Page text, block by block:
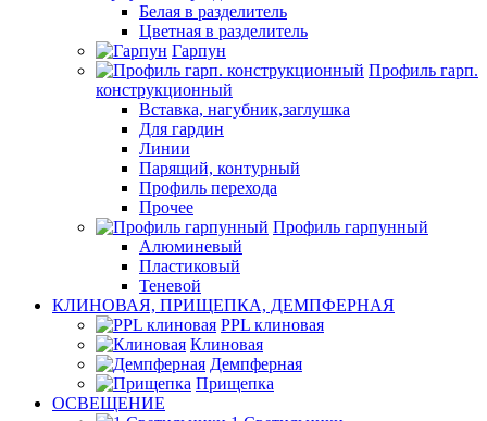
Белая в разделитель
Цветная в разделитель
Гарпун
Профиль гарп.
конструкционный
Вставка, нагубник,заглушка
Для гардин
Линии
Парящий, контурный
Профиль перехода
Прочее
Профиль гарпунный
Алюминевый
Пластиковый
Теневой
КЛИНОВАЯ, ПРИЩЕПКА, ДЕМПФЕРНАЯ
PPL клиновая
Клиновая
Демпферная
Прищепка
ОСВЕЩЕНИЕ